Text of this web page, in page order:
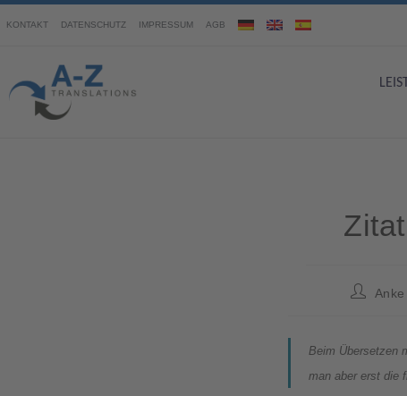
KONTAKT DATENSCHUTZ IMPRESSUM AGB
Beim Übersetzen
man aber erst die